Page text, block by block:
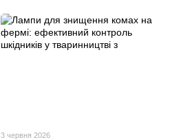
3 червня 2026